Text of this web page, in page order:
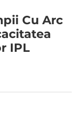
Cu Arc
IPL